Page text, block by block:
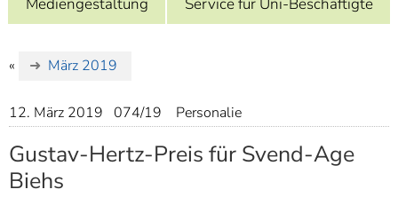
7]
Informationen zur
« März 2019
12. März 2019 074/19 Personalie
Gustav-Hertz-Preis für Svend-Age
Biehs